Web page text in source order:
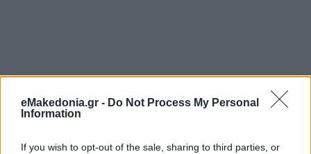
eMakedonia.gr - Do Not Process My Personal
Information
If you wish to opt-out of the sale, sharing to third parties, or